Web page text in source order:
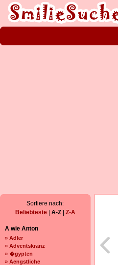
Sortiere nach:
Beliebteste
A-Z Z-A
A wie Anton
» Adler
» Adventskranz
» �gypten
» Aengstliche